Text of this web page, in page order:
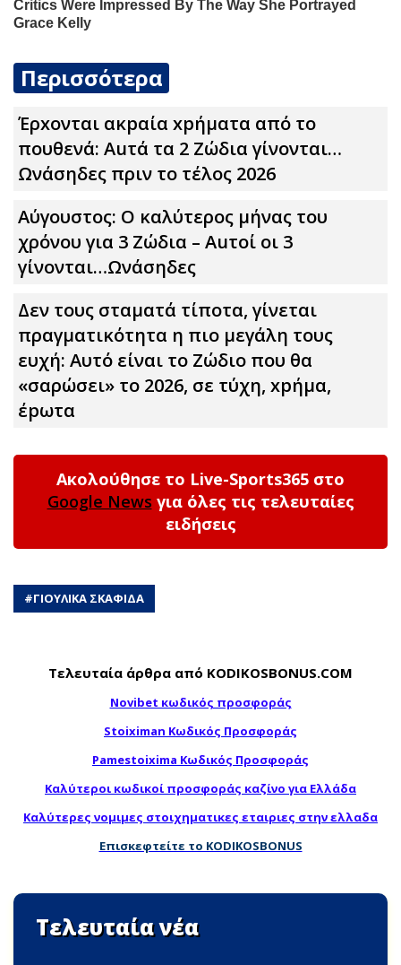
Περισσότερα
Έρxoνται ακpαία xpήματα από το
πουθενά: Αuτά τα 2 Zώδια γίνονται…
Ωνάσηδες πριν το τέλος 2026
Αύγουστος: Ο καλύτερος μήνας του
χρόνου για 3 Zώδια – Αuτοί οι 3
γίνονται…Ωνάσηδες
Δεν τους σταματά τίποτα, γίνεται
πραγματικότητα η πιο μεγάλη τους
ευχή: Αυτό είναι το Zώδιο που θα
«σαρώσει» το 2026, σε τύχη, xpήμα,
έpωτα
Ακολούθησε το Live-Sports365 στο
Google News για όλες τις τελευταίες
ειδήσεις
#ΓΙΟΥΛΙΚΑ ΣΚΑΦΙΔΑ
Τελευταία άρθρα από KODIKOSBONUS.COM
Novibet κωδικός προσφοράς
Stoiximan Κωδικός Προσφοράς
Pamestoixima Κωδικός Προσφοράς
Καλύτεροι κωδικοί προσφοράς καζίνο για Ελλάδα
Καλύτερες νομιμες στοιχηματικες εταιριες στην ελλαδα
Επισκεφτείτε το KODIKOSBONUS
Τελευταία νέα